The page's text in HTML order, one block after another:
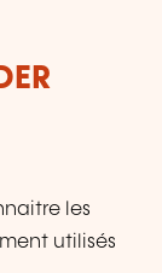
les
utilisés